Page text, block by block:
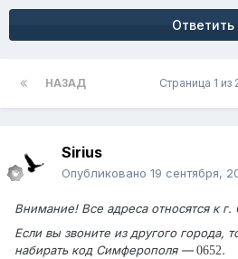
Ответить
НАЗАД Страница 1 из
Sirius
Опубликовано 19 сентября,
Внимание! Все адреса относятся к
Если вы звоните из другого
набирать код Симферополя — 0652.